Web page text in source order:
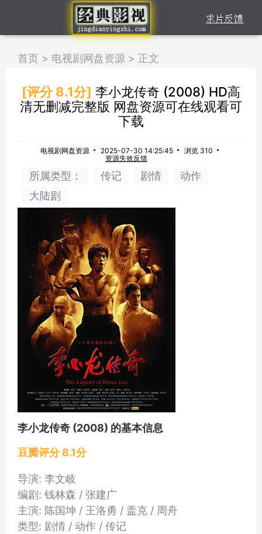
首页 > 电视剧网盘资源 > 正文
[评分 8.1分] 李小龙传奇 (2008) HD高
清无删减完整版 网盘资源可在线观看可
下载
电视剧网盘资源 2025-07-30 14:25:45
浏览 310
资源失效反馈
所属类型： 传记 剧情
动作
大陆剧
李小龙传奇 (2008) 的基本信息
豆瓣评分 8.1分
导演: 李文岐
编剧: 钱林森 / 张建广
主演: 陈国坤 / 王洛勇 / 盖克 / 周舟
类型: 剧情 / 动作 / 传记